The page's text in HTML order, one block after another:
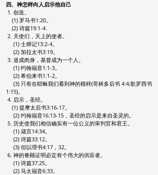
四、神怎样向人启示他自己
1. 创造。
(1) 罗马书1:20。
(2) 诗篇19:1-4.
2. 天使们，天上的使者。
(1) 士师记13:2-4。
(2) 加拉太书3:19。
3. 道成肉身，基督成为一个人。
(1) 约翰福音1:1-3。
(2) 希伯来书1:1-2。
(3) 只有在耶稣我们看到神的模样(哥林多后书 4:4;歌罗西书
1:15)。
4. 启示，圣经。
(1) 提摩太后书3:16-17。
(2) 约翰福音16:13-15，圣经的启示是来自圣灵的。
5. 历史使我们相信确实有一位公义的审判官和君王。
(1) 箴言14:34。
(2) 诗篇33:12。
(3) 但以理书4:17，32。
6. 神的眷顾证明必定有个伟大的供应者。
(1) 诗篇37:25。
(2) 马太福音6:33。